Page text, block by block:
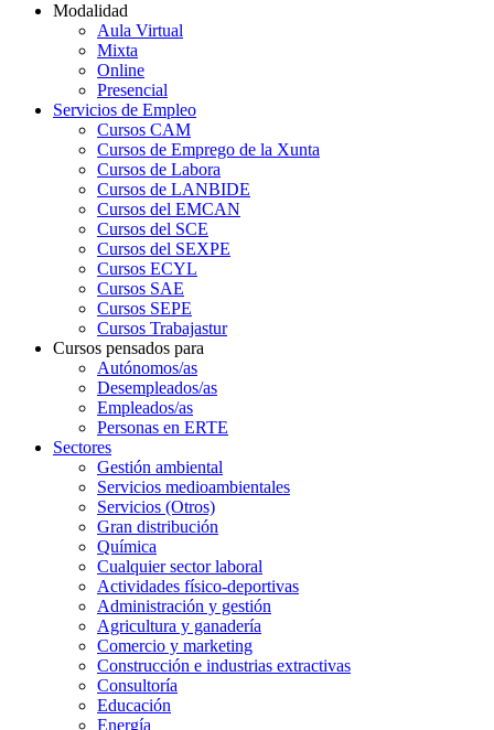
Modalidad
Aula Virtual
Mixta
Online
Presencial
Servicios de Empleo
Cursos CAM
Cursos de Emprego de la Xunta
Cursos de Labora
Cursos de LANBIDE
Cursos del EMCAN
Cursos del SCE
Cursos del SEXPE
Cursos ECYL
Cursos SAE
Cursos SEPE
Cursos Trabajastur
Cursos pensados para
Autónomos/as
Desempleados/as
Empleados/as
Personas en ERTE
Sectores
Gestión ambiental
Servicios medioambientales
Servicios (Otros)
Gran distribución
Química
Cualquier sector laboral
Actividades físico-deportivas
Administración y gestión
Agricultura y ganadería
Comercio y marketing
Construcción e industrias extractivas
Consultoría
Educación
Energía